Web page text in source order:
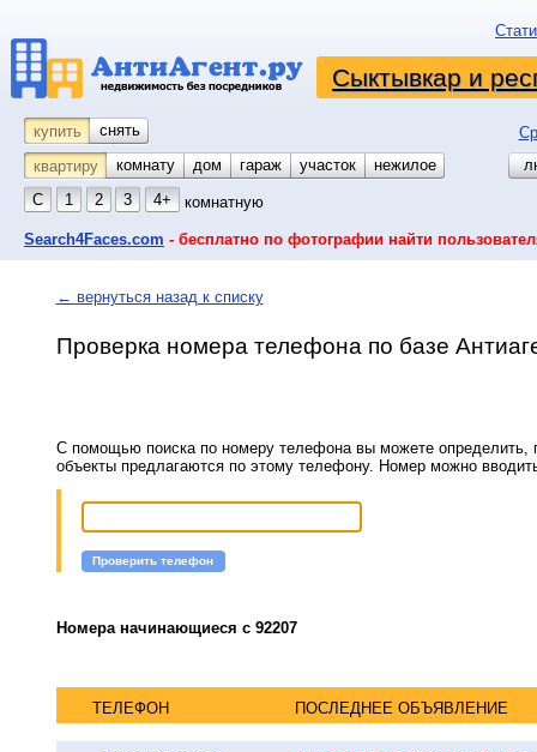
Сыктывкар и
купить снять
квартиру
комнату койко-место
дом гараж участок
нежилое
С
1 2 3 4+ комнатную
Search4Faces.com - бесплатно по фотографии найти
← вернуться назад к списку
Проверка номера телефона по базе
С помощью поиска по номеру телефона вы можете определить,
объекты предлагаются по этому телефону. Номер можно
Проверить телефон
Номера начинающиеся с 92207
ТЕЛЕФОН ПОСЛЕДНЕЕ ОБЪЯВЛЕНИЕ